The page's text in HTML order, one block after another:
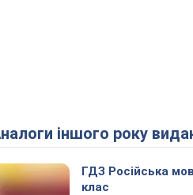
Аналоги іншого року
ГДЗ Російська
клас